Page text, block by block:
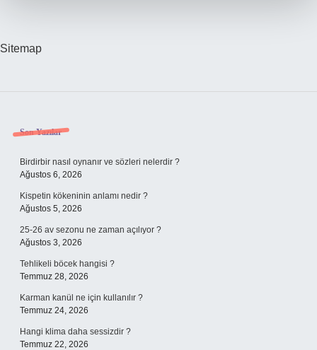
Sitemap
Sidebar
Son Yazılar
Birdirbir nasıl oynanır ve sözleri nelerdir ?
Ağustos 6, 2026
Kispetin kökeninin anlamı nedir ?
Ağustos 5, 2026
25-26 av sezonu ne zaman açılıyor ?
Ağustos 3, 2026
Tehlikeli böcek hangisi ?
Temmuz 28, 2026
Karman kanül ne için kullanılır ?
Temmuz 24, 2026
Hangi klima daha sessizdir ?
Temmuz 22, 2026